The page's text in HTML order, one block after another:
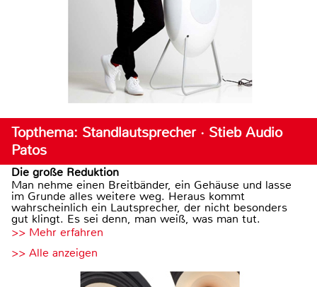
Topthema: Standlautsprecher · Stieb Audio
Patos
Die große Reduktion
Man nehme einen Breitbänder, ein Gehäuse und lasse
im Grunde alles weitere weg. Heraus kommt
wahrscheinlich ein Lautsprecher, der nicht besonders
gut klingt. Es sei denn, man weiß, was man tut.
>> Mehr erfahren
>> Alle anzeigen